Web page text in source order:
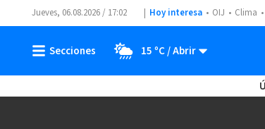
Jueves, 06.08.2026 / 17:02 Hoy interesa OIJ Clima
15 ºC